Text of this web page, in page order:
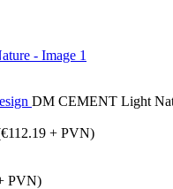
DM CEMENT Light
€112.19 + PVN)
PVN)